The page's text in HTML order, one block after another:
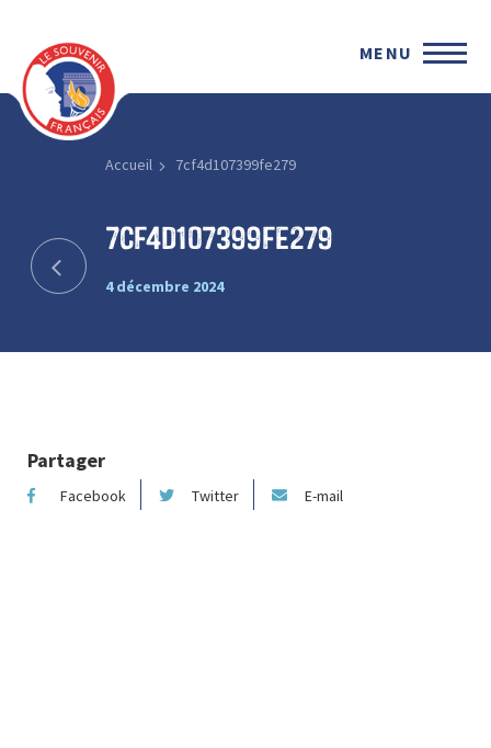
MENU
Accueil 7cf4d107399fe279
7cf4d107399fe279
4 décembre 2024
Partager
Facebook Twitter E-mail